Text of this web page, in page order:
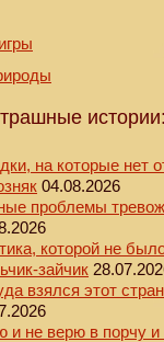
истории:
на которые нет
04.08.2026
проблемы
которой не
зайчик
взялся этот
и не верю в порчу и